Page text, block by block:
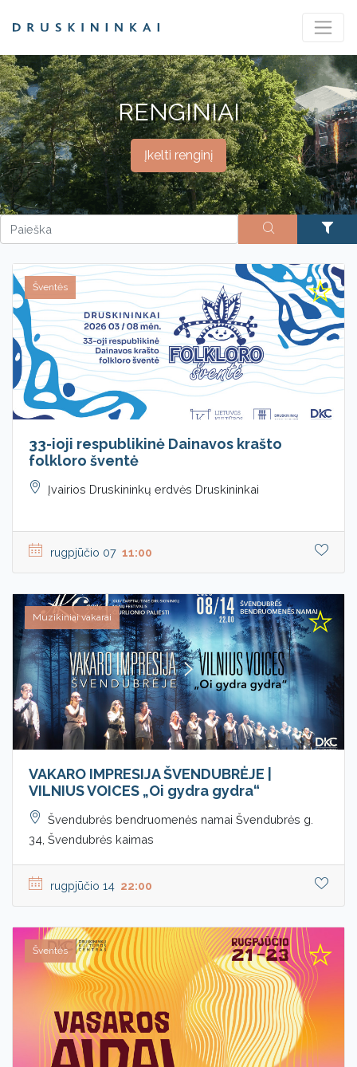
RENGINIAI
Įkelti renginį
Šventės
33-ioji respublikinė Dainavos krašto
folkloro šventė
Įvairios Druskininkų erdvės Druskininkai
rugpjūčio 07 11:00
Muzikiniai vakarai
VAKARO IMPRESIJA ŠVENDUBRĖJE |
VILNIUS VOICES „Oi gydra gydra“
Švendubrės bendruomenės namai Švendubrės g.
34, Švendubrės kaimas
rugpjūčio 14 22:00
Šventės